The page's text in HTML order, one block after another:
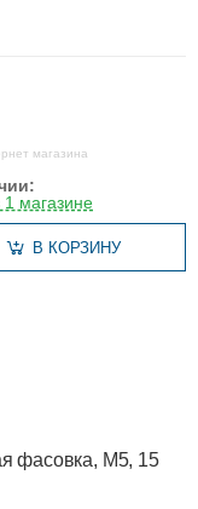
магазина
1 магазине
В КОРЗИНУ
фасовка, М5, 15